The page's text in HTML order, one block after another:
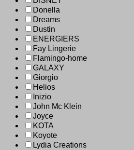
Donella
Dreams
Dustin
ENERGIERS
Fay Lingerie
Flamingo-home
GALAXY
Giorgio
Helios
Inizio
John Mc Klein
Joyce
KOTA
Koyote
Lydia Creations